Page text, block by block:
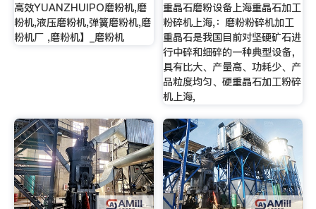
高效YUANZHUIPO磨粉机,磨
粉机,液压磨粉机,弹簧磨粉机,磨
粉机厂 ,磨粉机】_磨粉机
重晶石磨粉设备上海重晶石加工
粉碎机上海,：磨粉粉碎机加工
重晶石是我国目前对坚硬矿石进
行中碎和细碎的一种典型设备，
具有比大、产量高、功耗少、产
品粒度均匀、硬重晶石加工粉碎
机上海,